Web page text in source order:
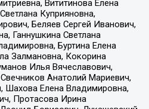
Вититинова Елена
Куприяновна,
Беляев Сергей Иванович,
Ганнушкина Светлана
Буртина Елена
Залмановна, Кокорина
Илья Вячеславович,
Анатолий Мариевич,
Елена Владимировна,
Протасова Ирина